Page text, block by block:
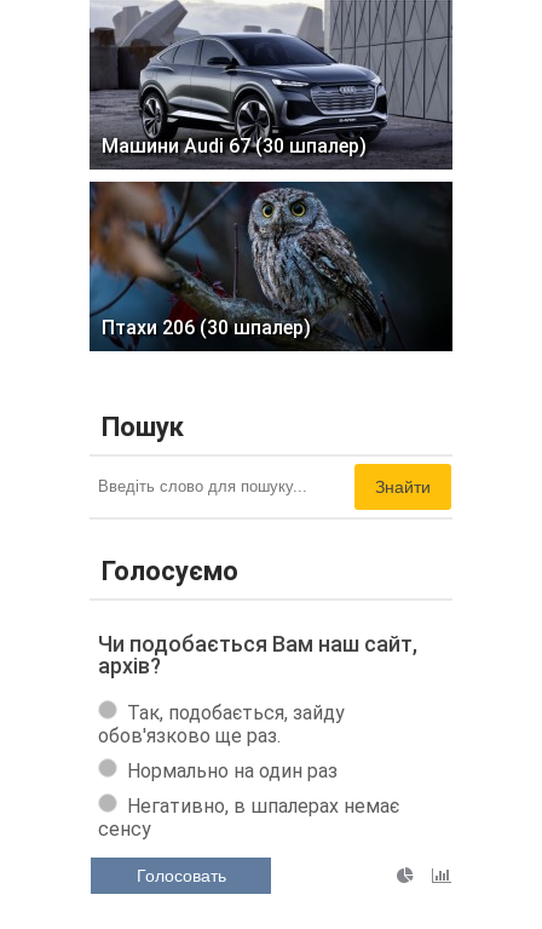
Машини Audi 67 (30 шпалер)
Птахи 206 (30 шпалер)
Пошук
Знайти
Голосуємо
Чи подобається Вам наш сайт,
архів?
Так, подобається, зайду
обов'язково ще раз.
Нормально на один раз
Негативно, в шпалерах немає
сенсу
Голосовать